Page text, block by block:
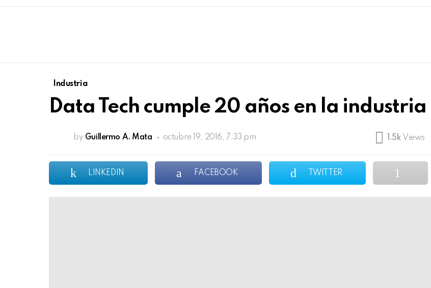
Industria
Data Tech cumple 20 años en la industria
by Guillermo A. Mata octubre 19, 2016, 7:33 pm 1.5k Views
LINKEDIN FACEBOOK TWITTER